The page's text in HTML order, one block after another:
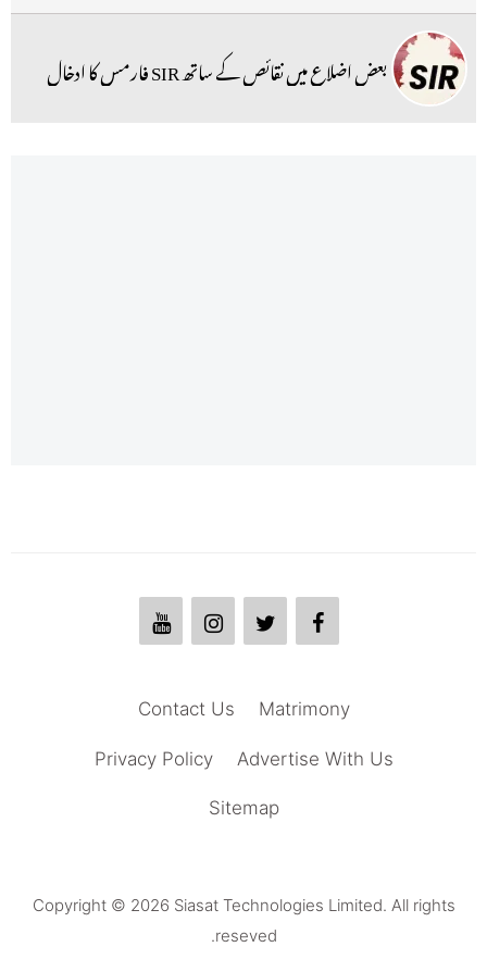
بعض اضلاع میں نقائص کے ساتھ SIR فارمس کا ادخال
Matrimony
Contact Us
Advertise With Us
Privacy Policy
Sitemap
Copyright © 2026 Siasat Technologies Limited. All rights
reseved.